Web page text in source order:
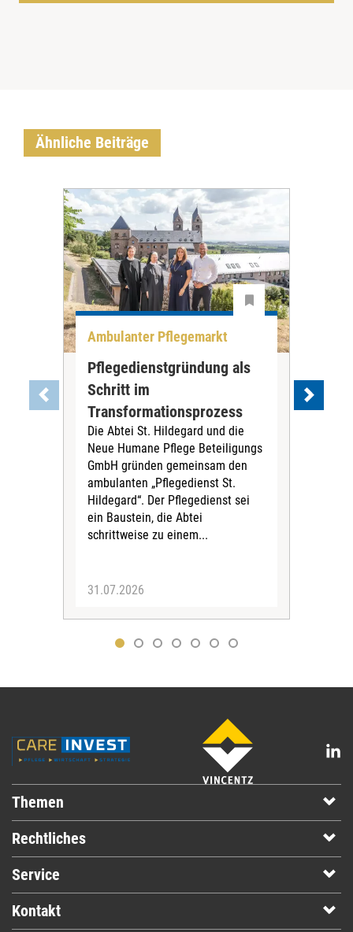
Ähnliche Beiträge
Ambulanter Pflegemarkt
Pflegedienstgründung als
Schritt im
Transformationsprozess
Die Abtei St. Hildegard und die
Neue Humane Pflege Beteiligungs
GmbH gründen gemeinsam den
ambulanten „Pflegedienst St.
Hildegard“. Der Pflegedienst sei
ein Baustein, die Abtei
schrittweise zu einem...
31.07.2026
Themen
Rechtliches
Service
Kontakt